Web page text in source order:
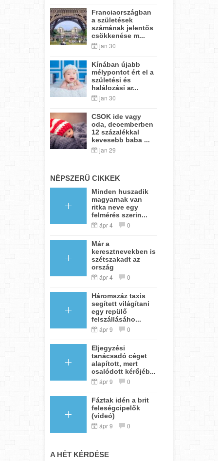
Franciaországban
a születések
számának jelentős
csökkenése m...
jan 30
Kínában újabb
mélypontot ért el a
születési és
halálozási ar...
jan 30
CSOK ide vagy
oda, decemberben
12 százalékkal
kevesebb baba ...
jan 29
NÉPSZERŰ CIKKEK
Minden huszadik
magyarnak van
ritka neve egy
felmérés szerin...
ápr 4 0
Már a
keresztnevekben is
szétszakadt az
ország
ápr 4 0
Háromszáz taxis
segített világítani
egy repülő
felszállásáho...
ápr 9 0
Eljegyzési
tanácsadó céget
alapított, mert
csalódott kérőjéb...
ápr 9 0
Fáztak idén a brit
feleségcipelők
(videó)
ápr 9 0
A HÉT KÉRDÉSE